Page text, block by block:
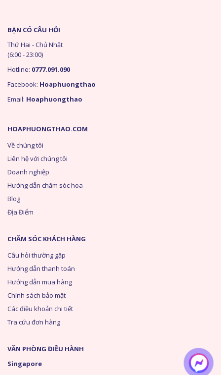
HOAPHUONGTHAO.COM
Về chúng tôi
Liên hệ với chúng tôi
Doanh nghiệp
Hướng dẫn chăm sóc hoa
Blog
Địa Điểm
CHĂM SÓC KHÁCH HÀNG
Câu hỏi thường gặp
Hướng dẫn thanh toán
Hướng dẫn mua hàng
Chính sách bảo mật
Các điều khoản chi tiết
Tra cứu đơn hàng
BẠN CÓ CÂU HỎI
Thứ Hai - Chủ Nhật
(6:00 - 23:00)
Hotline: 0777.091.090
Facebook: Hoaphuongthao
Email: Hoaphuongthao
VĂN PHÒNG ĐIỀU HÀNH
Singapore